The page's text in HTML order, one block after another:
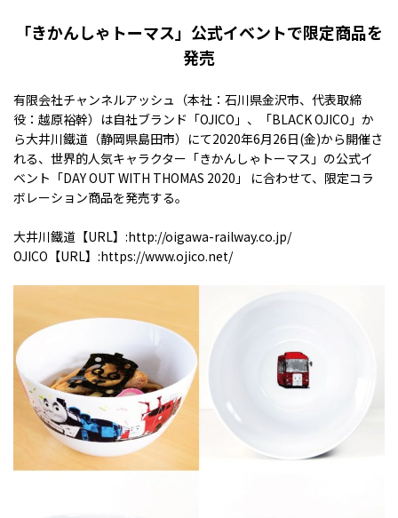
「きかんしゃトーマス」公式イベントで限定商品を
発売
有限会社チャンネルアッシュ（本社：石川県金沢市、代表取締
役：越原裕幹）は自社ブランド「OJICO」、「BLACK OJICO」か
ら大井川鐵道（静岡県島田市）にて2020年6月26日(金)から開催さ
れる、世界的人気キャラクター「きかんしゃトーマス」の公式イ
ベント「DAY OUT WITH THOMAS 2020」 に合わせて、限定コラ
ボレーション商品を発売する。
大井川鐵道【URL】:http://oigawa-railway.co.jp/
OJICO【URL】:https://www.ojico.net/